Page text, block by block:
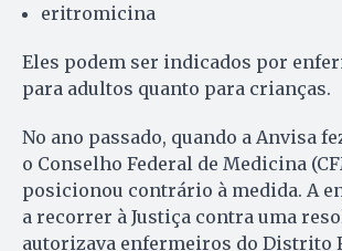
eritromicina
Eles podem ser indicados por
para adultos quanto para crianças.
No ano passado, quando a Anvisa
o Conselho Federal de Medicina
posicionou contrário à medida. A
a recorrer à Justiça contra uma
autorizava enfermeiros do Distrito